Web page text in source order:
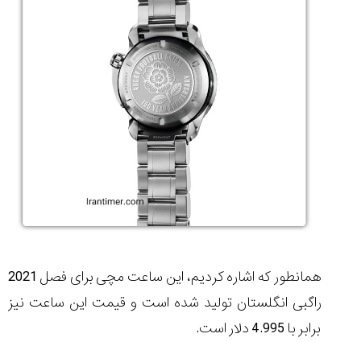
همانطور که اشاره کردیم، این ساعت مچی برای فصل 2021
راگبی انگلستان تولید شده است و قیمت این ساعت نیز
برابر با 4.995 دلار است.